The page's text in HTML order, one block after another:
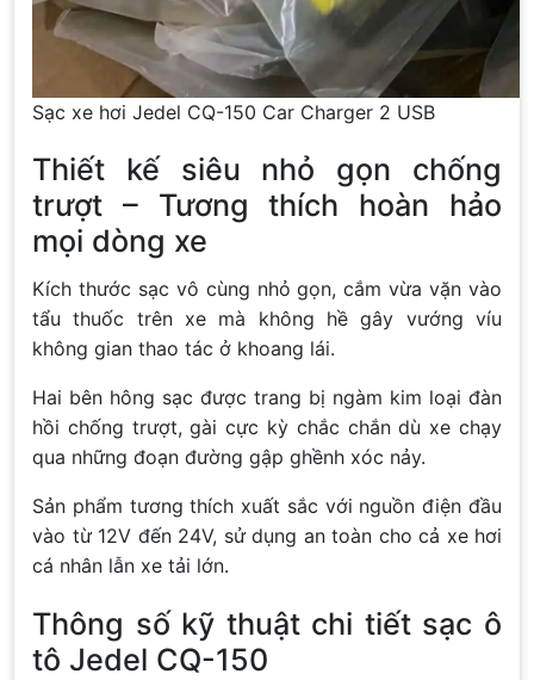
Sạc xe hơi Jedel CQ-150 Car Charger 2 USB
Thiết kế siêu nhỏ gọn chống
trượt – Tương thích hoàn hảo
mọi dòng xe
Kích thước sạc vô cùng nhỏ gọn, cắm vừa vặn vào
tẩu thuốc trên xe mà không hề gây vướng víu
không gian thao tác ở khoang lái.
Hai bên hông sạc được trang bị ngàm kim loại đàn
hồi chống trượt, gài cực kỳ chắc chắn dù xe chạy
qua những đoạn đường gập ghềnh xóc nảy.
Sản phẩm tương thích xuất sắc với nguồn điện đầu
vào từ 12V đến 24V, sử dụng an toàn cho cả xe hơi
cá nhân lẫn xe tải lớn.
Thông số kỹ thuật chi tiết sạc ô
tô Jedel CQ-150